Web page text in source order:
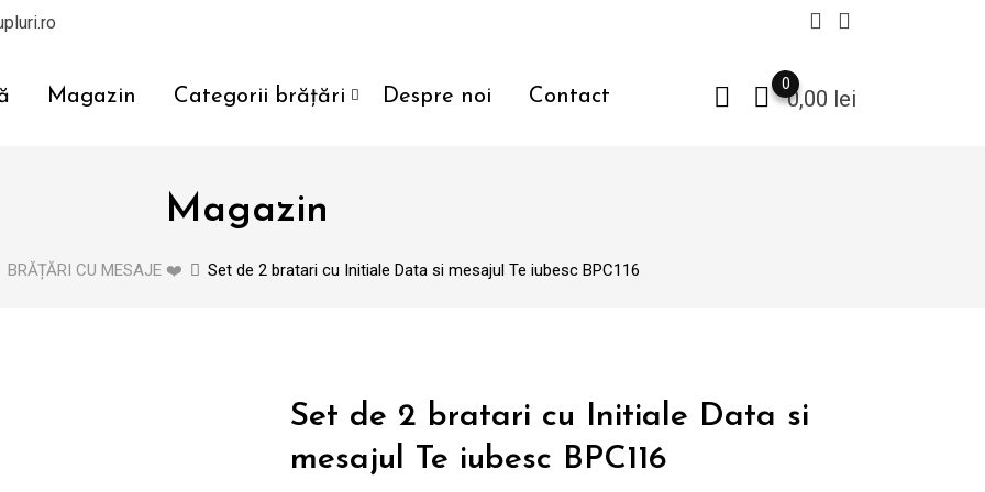
Magazin Categorii brățări Despre noi Contact 0,00 lei
0
Magazin
BRĂȚĂRI CU MESAJE ❤️ Set de 2 bratari cu Initiale Data si mesajul Te iubesc BPC116
Set de 2 bratari cu Initiale Data si
mesajul Te iubesc BPC116